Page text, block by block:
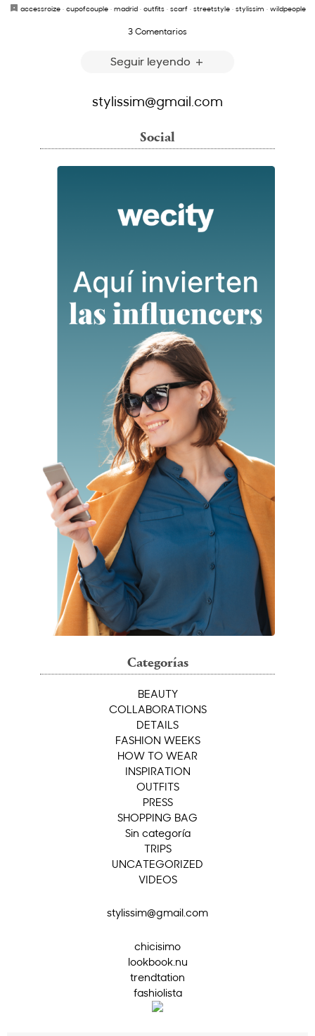
accessroize· cupofcouple· madrid· outfits· scarf· streetstyle· stylissim · wildpeople
3 Comentarios
Seguir leyendo
stylissim@gmail.com
Social
Categorías
BEAUTY
COLLABORATIONS
DETAILS
FASHION WEEKS
HOW TO WEAR
INSPIRATION
OUTFITS
PRESS
SHOPPING BAG
Sin categoría
TRIPS
UNCATEGORIZED
VIDEOS
stylissim@gmail.com
chicisimo
lookbook.nu
trendtation
fashiolista